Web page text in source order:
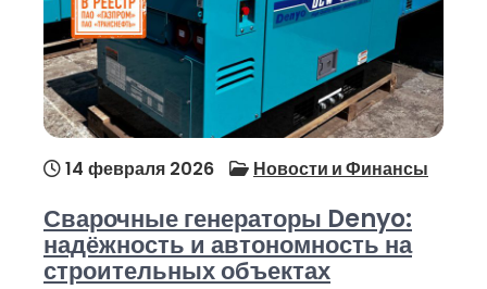
14 февраля 2026 Новости и Финансы
Сварочные генераторы Denyo:
надёжность и автономность на
строительных объектах